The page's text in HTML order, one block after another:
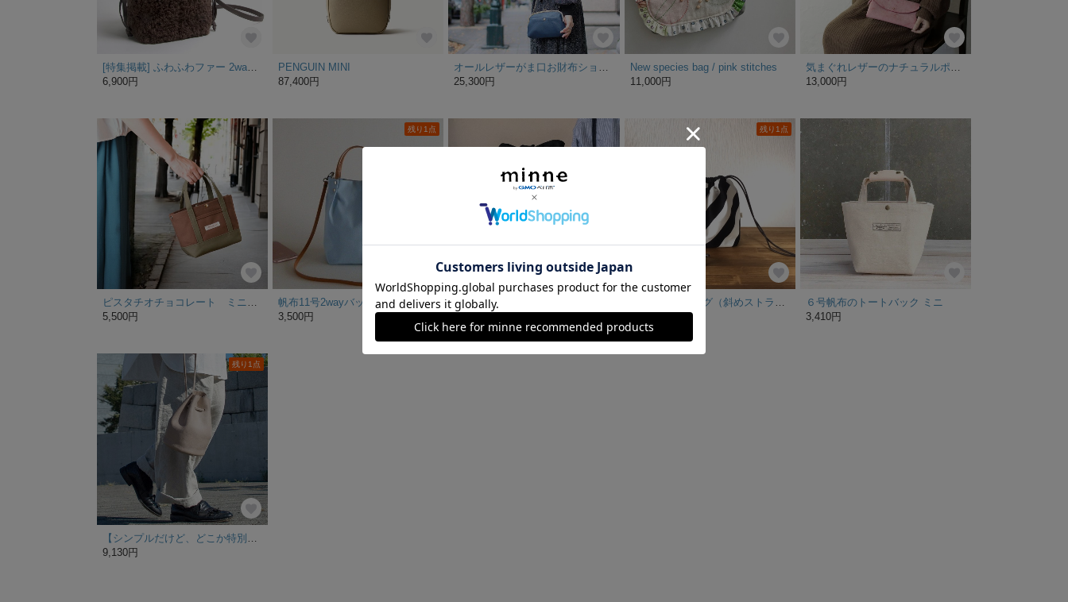
[特集掲載] ふわふわファー 2way 巾着トートバッグ ショルダー付き☆ チャコールグレー
6,900円
PENGUIN MINI
87,400円
オールレザーがま口お財布ショルダー(ネイビー)オシャレに可愛くコンパクト収納♪
25,300円
New species bag / pink stitches
11,000円
気まぐれレザーのナチュラルポシェット・撫子色《送料無料》
13,000円
ピスタチオチョコレート ミニトート
5,500円
残り1点
帆布11号2wayバッグ 10 縦長 サックス
3,500円
残り1点
帆布の巾着バッグ（斜めストライプ）
６号帆布のトートバック ミニ
3,410円
残り1点
9,130円